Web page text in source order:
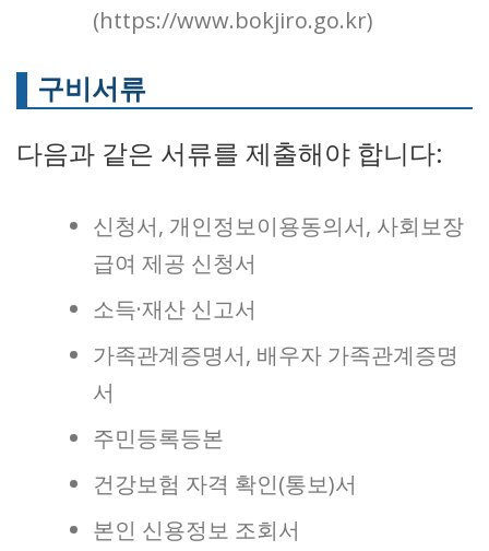
(https://www.bokjiro.go.kr)
구비서류
다음과 같은 서류를 제출해야 합니다:
신청서, 개인정보이용동의서, 사회보장
급여 제공 신청서
소득·재산 신고서
가족관계증명서, 배우자 가족관계증명
서
주민등록등본
건강보험 자격 확인(통보)서
본인 신용정보 조회서